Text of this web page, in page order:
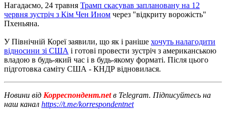
Нагадаємо, 24 травня Трамп скасував заплановану на 12
червня зустріч з Кім Чен Ином через "відкриту ворожість"
Пхеньяна.
У Північній Кореї заявили, що як і раніше хочуть налагодити
відносини зі США і готові провести зустріч з американською
владою в будь-який час і в будь-якому форматі. Після цього
підготовка саміту США - КНДР відновилася.
Новини від Корреспондент.netв Telegram. Підписуйтесь на
наш канал https://t.me/korrespondentnet